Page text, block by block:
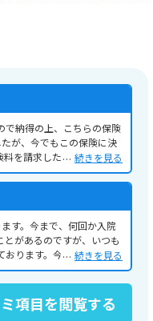
で納得の上、こちらの保険
が、今でもこの保険に決
料を請求した時のスピード
からです。
続きを見る
す。今まで、何回か入院
があるのですが、いつも
おります。今後も引き続き
続きを見る
項目を閲覧する